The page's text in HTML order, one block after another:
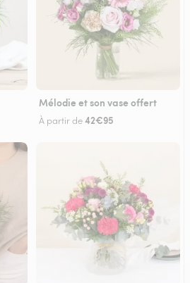
Mélodie et son vase offert
À partir de42€95